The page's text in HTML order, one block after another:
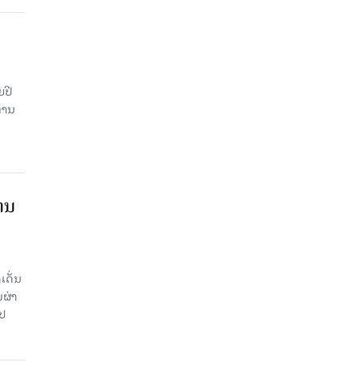
ປີ
ນ
ດັ່ນ
າ